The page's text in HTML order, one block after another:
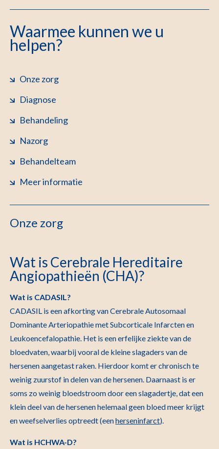
Waarmee kunnen we u
helpen?
Onze zorg
Diagnose
Behandeling
Nazorg
Behandelteam
Meer informatie
Onze zorg
Wat is Cerebrale Hereditaire
Angiopathieën (CHA)?
Wat is CADASIL?
CADASIL is een afkorting van Cerebrale Autosomaal
Dominante Arteriopathie met Subcorticale Infarcten en
Leukoencefalopathie. Het is een erfelijke ziekte van de
bloedvaten, waarbij vooral de kleine slagaders van de
hersenen aangetast raken. Hierdoor komt er chronisch te
weinig zuurstof in delen van de hersenen. Daarnaast is er
soms zo weinig bloedstroom door een slagadertje, dat een
klein deel van de hersenen helemaal geen bloed meer krijgt
en weefselverlies optreedt (eenherseninfarct).
Wat is HCHWA-D?